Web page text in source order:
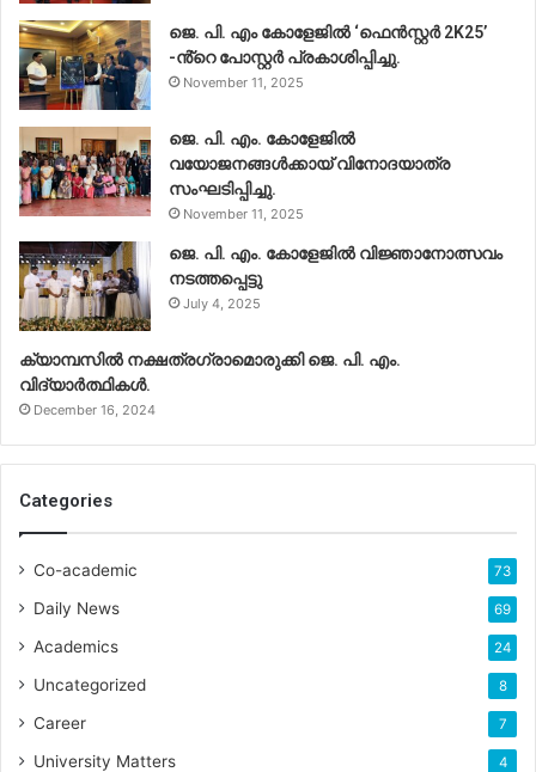
ജെ. പി. എം കോളേജിൽ ‘ഫെൻസ്റ്റർ 2K25’
-ൻ്റെ പോസ്റ്റർ പ്രകാശിപ്പിച്ചു.
November 11, 2025
ജെ. പി. എം. കോളേജിൽ
വയോജനങ്ങൾക്കായ് വിനോദയാത്ര
സംഘടിപ്പിച്ചു.
November 11, 2025
ജെ. പി. എം. കോളേജിൽ വിജ്ഞാനോത്സവം
നടത്തപ്പെട്ടു
July 4, 2025
ക്യാമ്പസിൽ നക്ഷത്രഗ്രാമൊരുക്കി ജെ. പി. എം.
വിദ്യാർത്ഥികൾ.
December 16, 2024
Categories
Co-academic 73
Daily News 69
Academics 24
Uncategorized 8
Career 7
University Matters 4